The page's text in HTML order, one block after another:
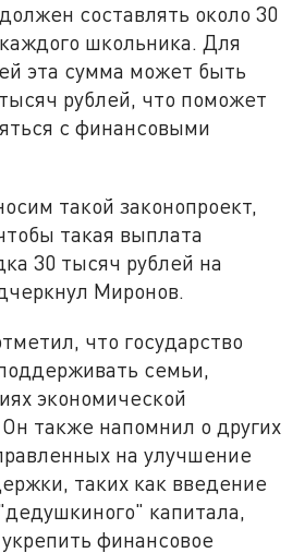
составлять около 30
школьника. Для
эта сумма может быть
рублей, что поможет
с финансовыми
такой законопроект,
такая выплата
30 тысяч рублей на
Миронов.
что государство
семьи,
экономической
также напомнил о других
на улучшение
таких как введение
капитала,
финансовое